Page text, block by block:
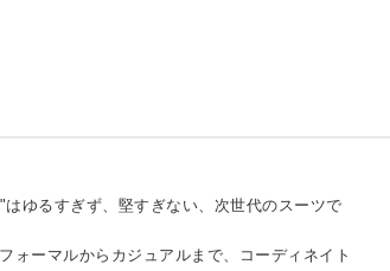
ゆるすぎず、堅すぎない、次世代のスーツで
ォーマルからカジュアルまで、コーディネイト